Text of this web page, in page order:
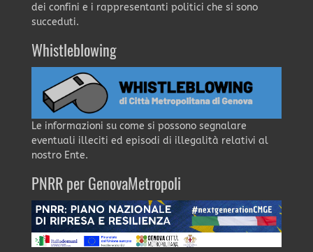
dei confini e i rappresentanti politici che si sono
succeduti.
Whistleblowing
Le informazioni su come si possono segnalare
eventuali illeciti ed episodi di illegalità relativi al
nostro Ente.
PNRR per GenovaMetropoli